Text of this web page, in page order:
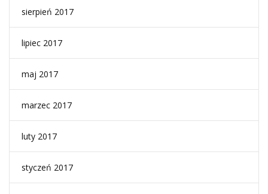
sierpień 2017
lipiec 2017
maj 2017
marzec 2017
luty 2017
styczeń 2017